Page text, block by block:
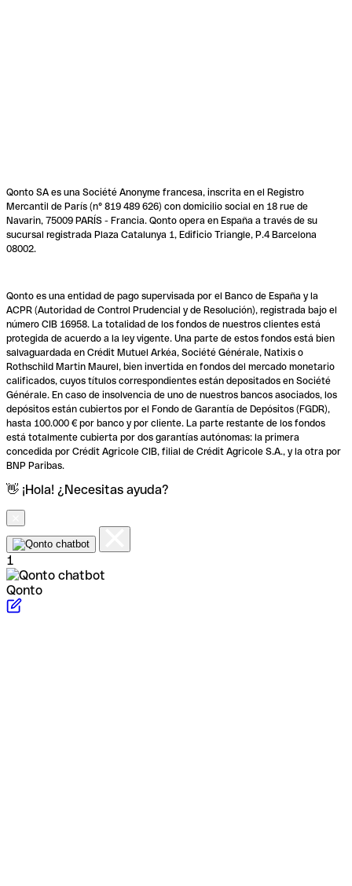
Qonto SA es una Société Anonyme francesa, inscrita en el Registro
Mercantil de París (n° 819 489 626) con domicilio social en 18 rue de
Navarin, 75009 PARÍS - Francia. Qonto opera en España a través de su
sucursal registrada Plaza Catalunya 1, Edificio Triangle, P.4 Barcelona
08002.
Qonto es una entidad de pago supervisada por el Banco de España y la
ACPR (Autoridad de Control Prudencial y de Resolución), registrada bajo el
número CIB 16958. La totalidad de los fondos de nuestros clientes está
protegida de acuerdo a la ley vigente. Una parte de estos fondos está bien
salvaguardada en Crédit Mutuel Arkéa, Société Générale, Natixis o
Rothschild Martin Maurel, bien invertida en fondos del mercado monetario
calificados, cuyos títulos correspondientes están depositados en Société
Générale. En caso de insolvencia de uno de nuestros bancos asociados, los
depósitos están cubiertos por el Fondo de Garantía de Depósitos (FGDR),
hasta 100.000 € por banco y por cliente. La parte restante de los fondos
está totalmente cubierta por dos garantías autónomas: la primera
concedida por Crédit Agricole CIB, filial de Crédit Agricole S.A., y la otra por
BNP Paribas.
👋 ¡Hola! ¿Necesitas ayuda?
1
Qonto